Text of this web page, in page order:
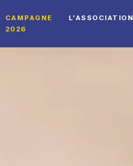
CAMPAGNE
2026
L'ASSOCIATION